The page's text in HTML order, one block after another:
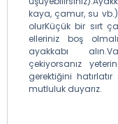
kaya, çamur, su
olurKüçük bir sırt
elleriniz boş
ayakkabı
çekiyorsanız
gerektiğini
mutluluk duyarız.